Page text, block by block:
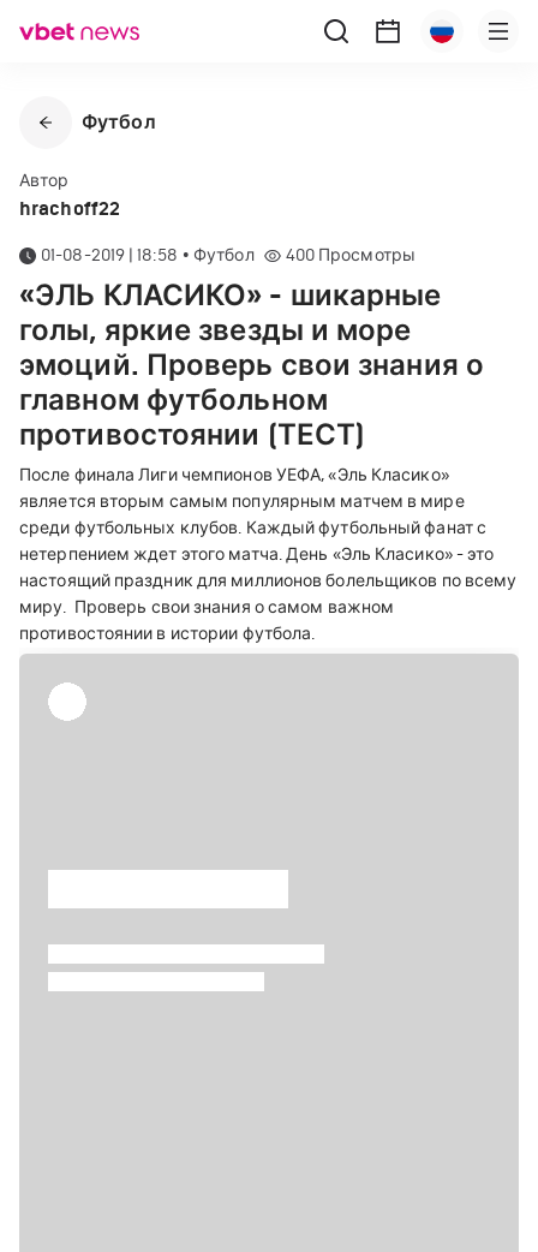
Футбол
Автор
hrachoff22
01-08-2019 | 18:58 • Футбол 400 Просмотры
«ЭЛЬ КЛАСИКО» - шикарные
голы, яркие звезды и море
эмоций. Проверь свои знания о
главном футбольном
противостоянии (ТЕСТ)
После финала Лиги чемпионов УЕФА, «Эль Класико»
является вторым самым популярным матчем в мире
среди футбольных клубов. Каждый футбольный фанат с
нетерпением ждет этого матча. День «Эль Класико» - это
настоящий праздник для миллионов болельщиков по всему
миру. Проверь свои знания о самом важном
противостоянии в истории футбола.